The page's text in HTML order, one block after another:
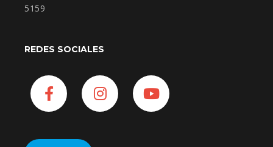
5159
REDES SOCIALES
FacebookInstagramYouTube